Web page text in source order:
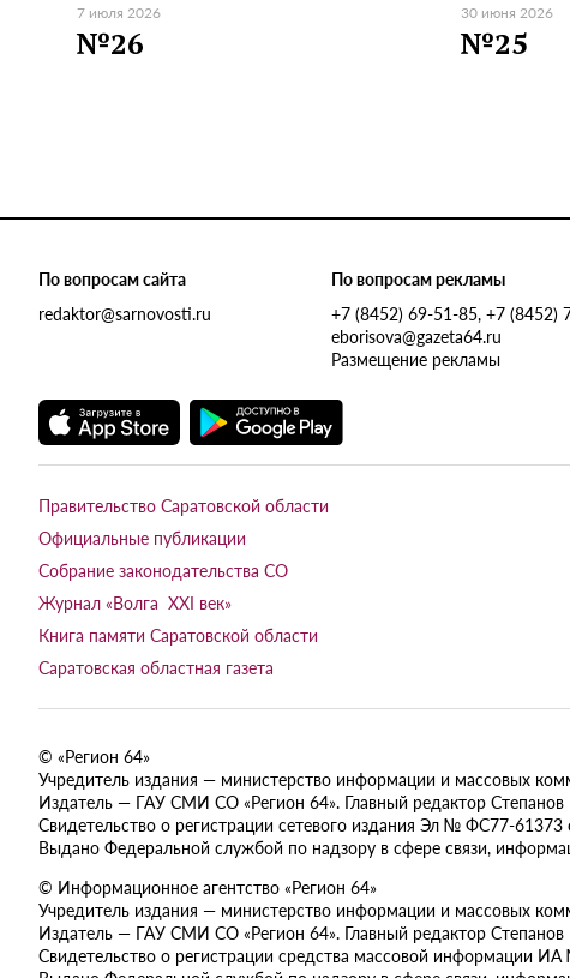
7 июля 2026
№26
30 июня 2026
№25
По вопросам сайта
redaktor@sarnovosti.ru
По вопросам рекламы
+7 (8452) 69-51-85, +7 (8452)
eborisova@gazeta64.ru
Размещение рекламы
Правительство Саратовской области
Официальные публикации
Собрание законодательства СО
Журнал «Волга XXI век»
Книга памяти Саратовской области
Саратовская областная газета
© «Регион 64»
Учредитель издания — министерство информации и массовых
Издатель — ГАУ СМИ СО «Регион 64». Главный редактор Степанов
Свидетельство о регистрации сетевого издания Эл № ФС77-61373
Выдано Федеральной службой по надзору в сфере связи,
© Информационное агентство «Регион 64»
Учредитель издания — министерство информации и массовых
Издатель — ГАУ СМИ СО «Регион 64». Главный редактор Степанов
Свидетельство о регистрации средства массовой информации